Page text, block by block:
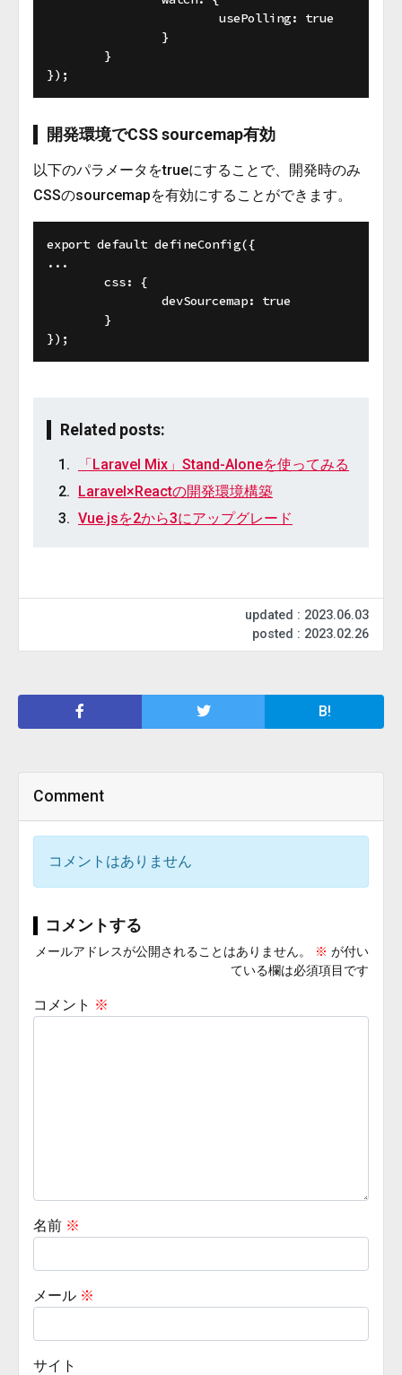
開発環境でCSS sourcemap有効
以下のパラメータをtrueにすることで、開発時のみ
CSSのsourcemapを有効にすることができます。
export default defineConfig({
...
Related posts:
「Laravel Mix」Stand-Aloneを使ってみる
Laravel×Reactの開発環境構築
Vue.jsを2から3にアップグレード
updated : 2023.06.03
posted : 2023.02.26
B!
Comment
コメントはありません
コメントする
メールアドレスが公開されることはありません。 ※ が付い
ている欄は必須項目です
コメント ※
名前 ※
メール ※
サイト